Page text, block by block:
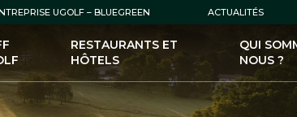
UGOLF – BLUEGREEN ACTUALITÉS
RESTAURANTS ET
HÔTELS
QUI
NOUS ?
UGOLF AU
GOLFEURS